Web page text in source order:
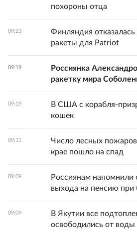
похороны отца
09:23
Финляндия отказалась
ракеты для Patriot
09:19
Россиянка
ракетку мира
09:19
В США с корабля-
кошек
09:11
Число лесных
крае пошло на спад
09:09
Россиянам напомнили
выхода на пенсию
09:09
В Якутии все
освободились от воды